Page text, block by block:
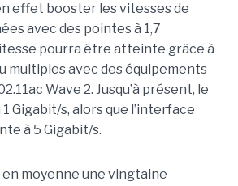
effet booster les vitesses de
avec des pointes à 1,7
pourra être atteinte grâce à
multiples avec des équipements
Wave 2. Jusqu’à présent, le
Gigabit/s, alors que l’interface
à 5 Gigabit/s.
moyenne une vingtaine